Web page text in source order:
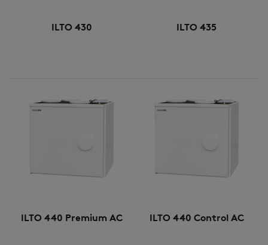
ILTO 430 ILTO 435
ILTO 440 Premium AC ILTO 440 Control AC